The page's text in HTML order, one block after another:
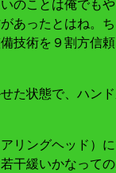
のことは俺でも
あったとはね。
技術を９割方信
た状態で、ハン
リングヘッド）
干緩いかなって